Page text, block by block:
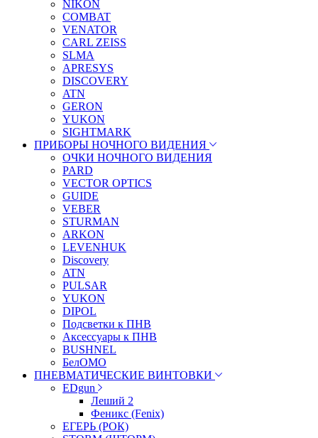
NIKON
COMBAT
VENATOR
CARL ZEISS
SLMA
APRESYS
DISCOVERY
ATN
GERON
YUKON
SIGHTMARK
ПРИБОРЫ НОЧНОГО ВИДЕНИЯ
ОЧКИ НОЧНОГО ВИДЕНИЯ
PARD
VECTOR OPTICS
GUIDE
VEBER
STURMAN
ARKON
LEVENHUK
Discovery
ATN
PULSAR
YUKON
DIPOL
Подсветки к ПНВ
Аксессуары к ПНВ
BUSHNEL
БелОМО
ПНЕВМАТИЧЕСКИЕ ВИНТОВКИ
EDgun
Леший 2
Феникс (Fenix)
ЕГЕРЬ (РОК)